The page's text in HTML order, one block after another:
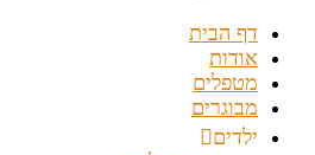
דף הבית
אודות
מטפלים
מבוגרים
ילדים